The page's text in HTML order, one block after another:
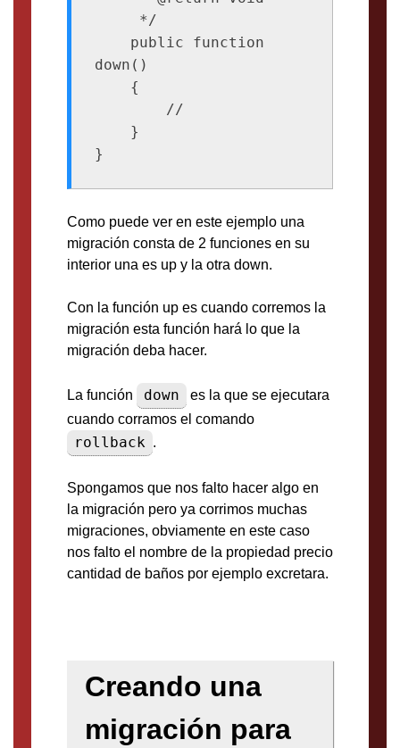
down()
}
Como puede ver en este ejemplo una
migración consta de 2 funciones en su
interior una es up y la otra down.
Con la función up es cuando corremos la
migración esta función hará lo que la
migración deba hacer.
La función down
es la que se ejecutara
cuando corramos el comando
rollback .
Spongamos que nos falto hacer algo en
la migración pero ya corrimos muchas
migraciones, obviamente en este caso
nos falto el nombre de la propiedad precio
cantidad de baños por ejemplo excretara.
Creando una
migración para